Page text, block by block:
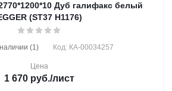
Дуб галифакс белый
(ST37 H1176)
(1) Код: КА-00034257
Цена
1 670 руб./лист